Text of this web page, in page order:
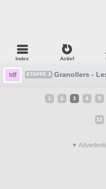
Index Actief
tdf ETAPPE 3 Granollers -
1 2 3 4 5
12
▼